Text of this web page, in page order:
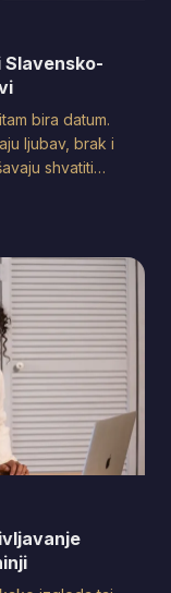
Slavensko-
bira datum.
ljubav, brak i
shvatiti